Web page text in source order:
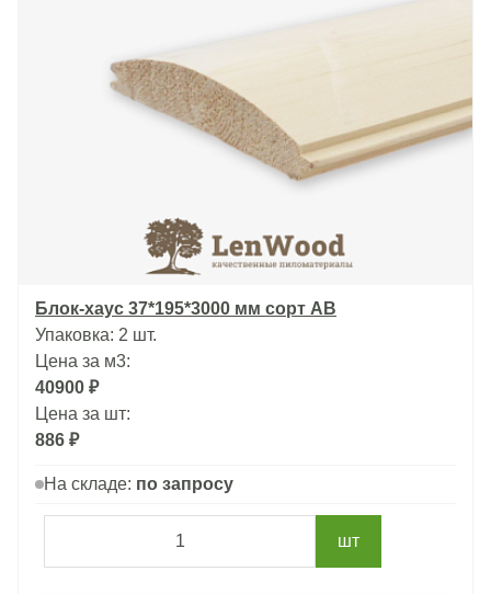
Блок-хаус 37*195*3000 мм сорт АВ
Упаковка: 2 шт.
Цена за м3:
40900 ₽
Цена за шт:
886 ₽
На складе: по запросу
шт